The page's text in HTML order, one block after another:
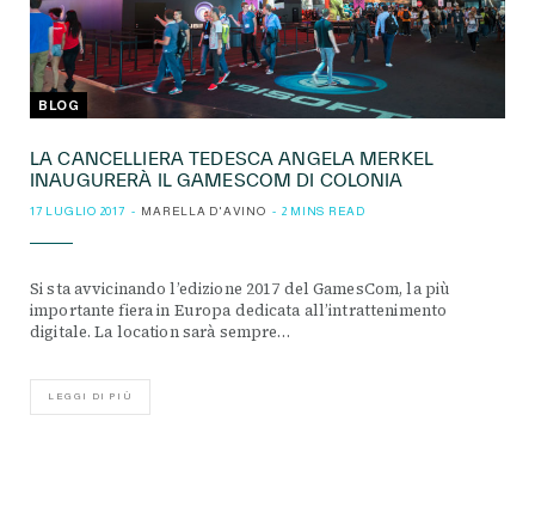
BLOG
LA CANCELLIERA TEDESCA ANGELA MERKEL
INAUGURERÀ IL GAMESCOM DI COLONIA
17 LUGLIO 2017 MARELLA D'AVINO 2 MINS READ
Si sta avvicinando l’edizione 2017 del GamesCom, la più
importante fiera in Europa dedicata all’intrattenimento
digitale. La location sarà sempre…
LEGGI DI PIÙ